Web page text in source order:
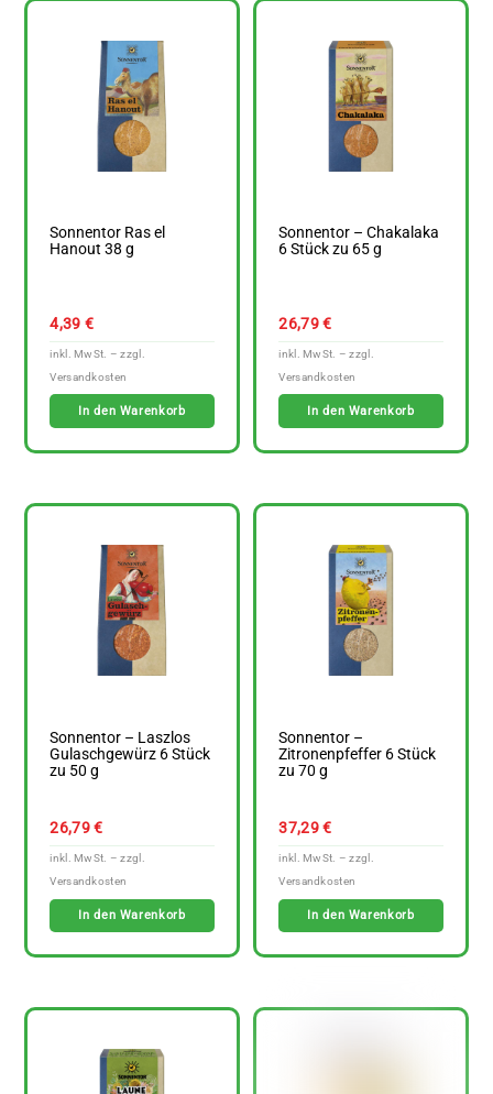
Sonnentor Ras el
Hanout 38 g
4,39 €
In den Warenkorb
Sonnentor – Chakalaka
6 Stück zu 65 g
26,79€
In den Warenkorb
Sonnentor – Laszlos
Gulaschgewürz 6 Stück
zu 50 g
26,79€
In den Warenkorb
Sonnentor –
Zitronenpfeffer 6 Stück
zu 70 g
37,29€
In den Warenkorb